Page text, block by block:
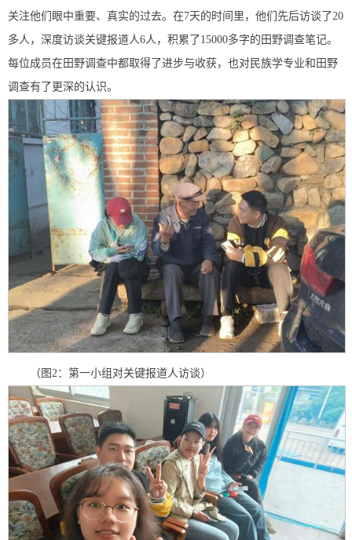
关注他们眼中重要、真实的过去。在7天的时间里，他们先后访谈了20
多人，深度访谈关键报道人6人，积累了15000多字的田野调查笔记。
每位成员在田野调查中都取得了进步与收获，也对民族学专业和田野
调查有了更深的认识。
（图2：第一小组对关键报道人访谈）